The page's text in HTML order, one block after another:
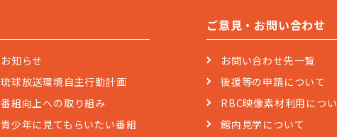
お知らせ
琉球放送環境自主行動計画
番組向上への取り組み
青少年に見てもらいたい番組
ご意見・お問い合わせ
お問い合わせ先一覧
後援等の申請について
RBC映像素材利用につ
館内見学について